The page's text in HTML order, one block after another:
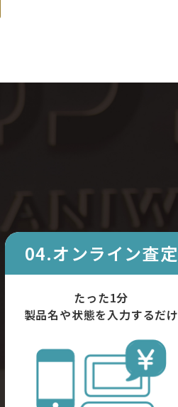
04.オンライン査定
たった1分
製品名や状態を入力するだけ